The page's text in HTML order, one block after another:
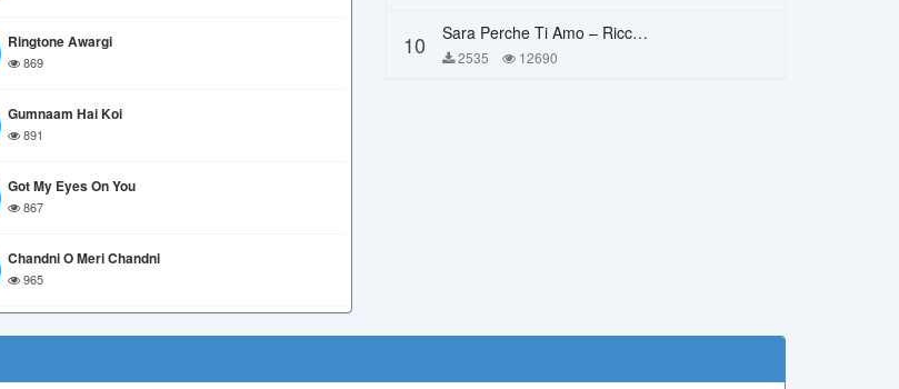
Ringtone Awargi
869
Gumnaam Hai Koi
891
Got My Eyes On You
867
Chandni O Meri Chandni
965
10 Sara Perche Ti Amo – Ricchi E Poveri
2535 12690